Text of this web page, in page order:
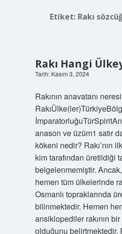
Etiket: Rakı
Rakı Hangi
Tarih: Kasım 3, 2024
Rakının anavatanı
anason ve üzüm1 satır
kökeni nedir? Rakı’nın
kim tarafından üretildiği
belgelenmemiştir.
hemen tüm ülkelerinde
Osmanlı topraklarında
bilinmektedir. Hemen
ansiklopediler rakının
olduğunu belirtmektedir.